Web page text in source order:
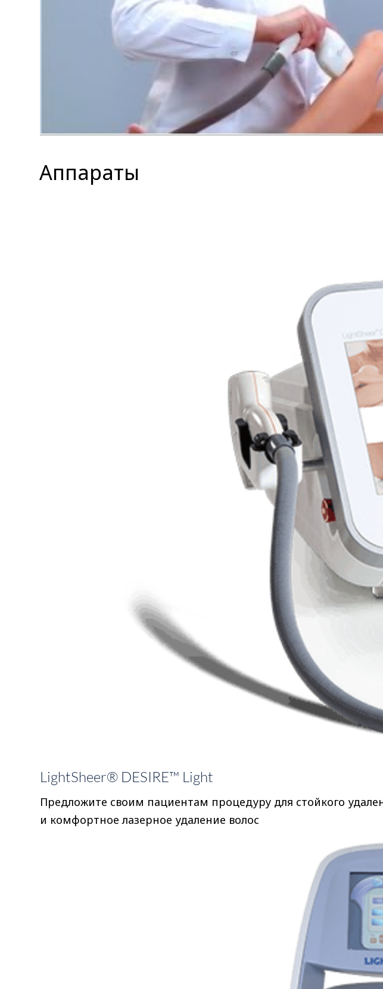
Аппараты
LightSheer® DESIRE™ Light
Предложите своим пациентам процедуру для стойкого
и комфортное лазерное удаление волос